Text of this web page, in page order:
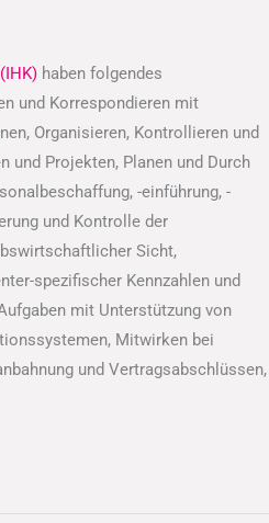
haben folgendes
und Korrespondieren mit
Organisieren, Kontrollieren und
und Projekten, Planen und Durch
-einführung, -
und Kontrolle der
Sicht,
spezifischer Kennzahlen und
mit Unterstützung von
Mitwirken bei
und Vertragsabschlüssen,